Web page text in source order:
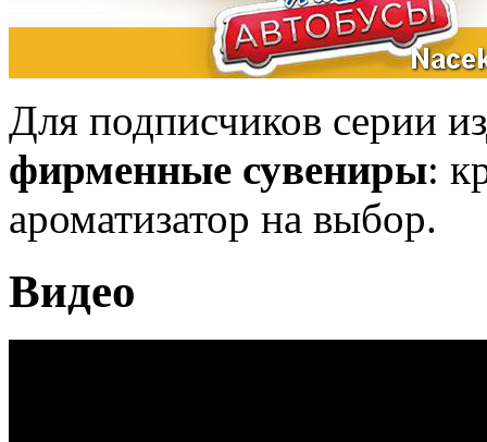
Для подписчиков серии
фирменные сувениры:
ароматизатор на выбор.
Видео